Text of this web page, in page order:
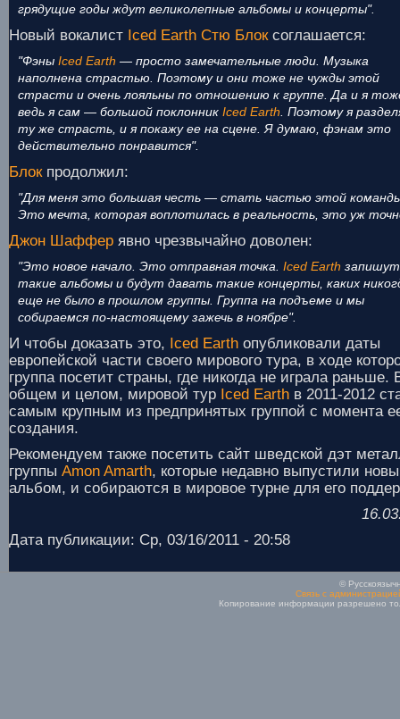
грядущие годы ждут великолепные альбомы и концерты".
Новый вокалист Iced Earth Стю Блоксоглашается:
"Фэны Iced Earth — просто замечательные люди. Музыка
наполнена страстью. Поэтому и они тоже не чужды этой
страсти и очень лояльны по отношению к группе. Да и я
ведь я сам — большой поклонник Iced Earth . Поэтому я
ту же страсть, и я покажу ее на сцене. Я думаю, фэнам это
действительно понравится".
Блокпродолжил:
"Для меня это большая честь — стать частью этой
Это мечта, которая воплотилась в реальность, это уж
Джон Шаффер явно чрезвычайно доволен:
"Это новое начало. Это отправная точка. Iced Earth запишут
такие альбомы и будут давать такие концерты, каких
еще не было в прошлом группы. Группа на подъеме и мы
собираемся по-настоящему зажечь в ноябре".
И чтобы доказать это, Iced Earth опубликовали даты
европейской части своего мирового тура, в ходе
группа посетит страны, где никогда не играла раньше.
общем и целом, мировой тур Iced Earth в 2011-2012
самым крупным из предпринятых группой с момента
создания.
Рекомендуем также посетить сайт шведской дэт
группы Amon Amarth, которые недавно выпустили
альбом, и собираются в мировое турне для его
Дата публикации: Ср, 03/16/2011 - 20:58
©
Связь с
Копирование информации разрешено